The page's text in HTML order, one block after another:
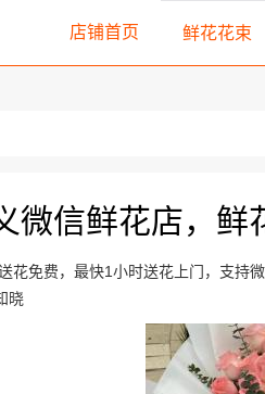
店铺首页 鲜花花束
微信鲜花店，鲜
花免费，最快1小时送花上门，支持
晓